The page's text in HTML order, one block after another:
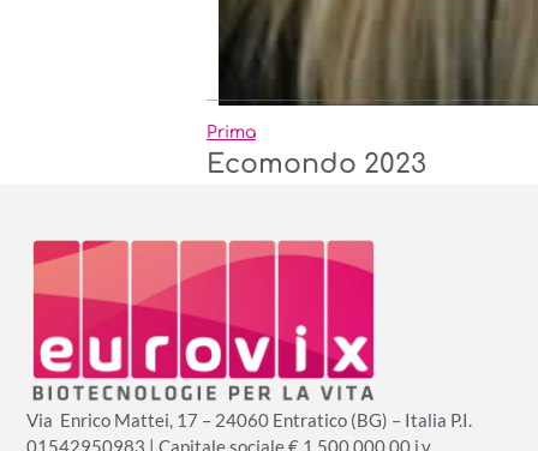
Prima
Ecomondo 2023
Via Enrico Mattei, 17 – 24060 Entratico (BG) – Italia P.I.
01542950983 | Capitale sociale € 1.500.000,00 i.v